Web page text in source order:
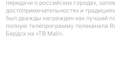
передачи о российских городах,
достопримечательностях и
был дважды награжден как лучший
полную телепрограмму телеканала
Бердск на «ТВ Mail».